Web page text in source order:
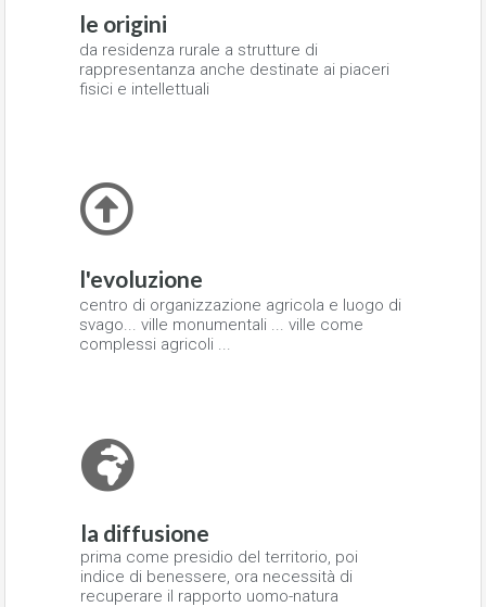
le origini
da residenza rurale a strutture di
rappresentanza anche destinate ai piaceri
fisici e intellettuali
l'evoluzione
centro di organizzazione agricola e luogo di
svago... ville monumentali ... ville come
complessi agricoli ...
la diffusione
prima come presidio del territorio, poi
indice di benessere, ora necessità di
recuperare il rapporto uomo-natura